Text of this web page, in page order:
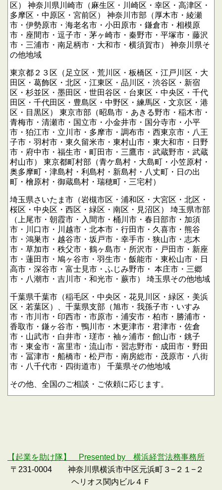
区）
神奈川県川崎市（麻生区・川崎区・幸区・高津区・
多摩区・中原区・宮前区）
神奈川市部（厚木市・綾瀬
市・伊勢原市・海老名市・小田原市・鎌倉市・相模原
市・座間市・逗子市・茅ヶ崎市・秦野市・平塚市・藤沢
市・三浦市・南足柄市・大和市・横須賀市）
神奈川県そ
の他地域
東京都２３区（足立区・荒川区・板橋区・江戸川区・大
田区・葛飾区・北区・江東区・品川区・渋谷区・新宿
区・杉並区・墨田区・世田谷区・台東区・中央区・千代
田区・千代田区・豊島区・中野区・練馬区・文京区・港
区・目黒区）
東京市部（昭島市・あきる野市・稲木市・
青梅市・清瀬市・国立市・小金井市・国分寺市・小平
市・狛江市・立川市・多摩市・調布市・西東京市・八王
子市・羽村市・東久留米市・東村山市・東大和市・日野
市・府中市・福生市・町田市・三鷹市・武蔵野市・武蔵
村山市）
東京都町村部（青ケ島村・大島町・小笠原村・
奥多摩町・津島村・利島村・新島村・八丈町・日の出
町・檜原村・御蔵島村・瑞穂町・三宅村）
埼玉県さいたま市（岩槻市区・浦和区・大宮区・北区・
桜区・中央区・西区・緑区・南区・見沼区）
埼玉県市部
（上尾市・朝霞市・入間市・桶川市・春日部市・加須
市・川口市・川越市・北本市・行田市・久喜市・熊谷
市・鴻巣市・越谷市・坂戸市・幸手市・狭山市・志木
市・草加市・秩父市・鶴ヶ島市・所沢市・戸田市・新座
市・蓮田市・鳩ヶ谷市・羽生市・飯能市・東松山市・日
高市・深谷市・富士見市・ふじみ野市・ 本庄市・三郷
市・八潮市・吉川市・和光市・蕨市）
埼玉県その他地域
千葉県千葉市（稲毛区・中央区・花見川区・緑区・美浜
区・若葉区）、千葉県支部（旭市・我孫子市・いすみ
市・市川市・印西市・市原市・浦安市・柏市・勝浦市・
香取市・鎌ヶ谷市・鴨川市・木更津市・君津市・佐倉
市・山武市・白井市・瑳市・袖ヶ浦市・館山市・銚子
市・東金市・富里市・流山市・習志野市・成田市・野田
市・冨津市・船橋市・松戸市・南房総市・茂原市・八街
市・八千代市・四街道市）
千葉県その他地域
その他、全国のご相談・ご依頼に応じます。
【起業を助け隊】 Presented by 横浜経営法務事務所
〒231-0004 神奈川県横浜市中区元浜町３−２１−２
ヘリオス関内ビル４Ｆ